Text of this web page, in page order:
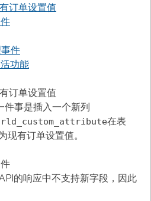
订单设置值
件
功能
订单设置值
事是插入一个新列
在表
现有订单设置值。
的响应中不支持新字段，因此